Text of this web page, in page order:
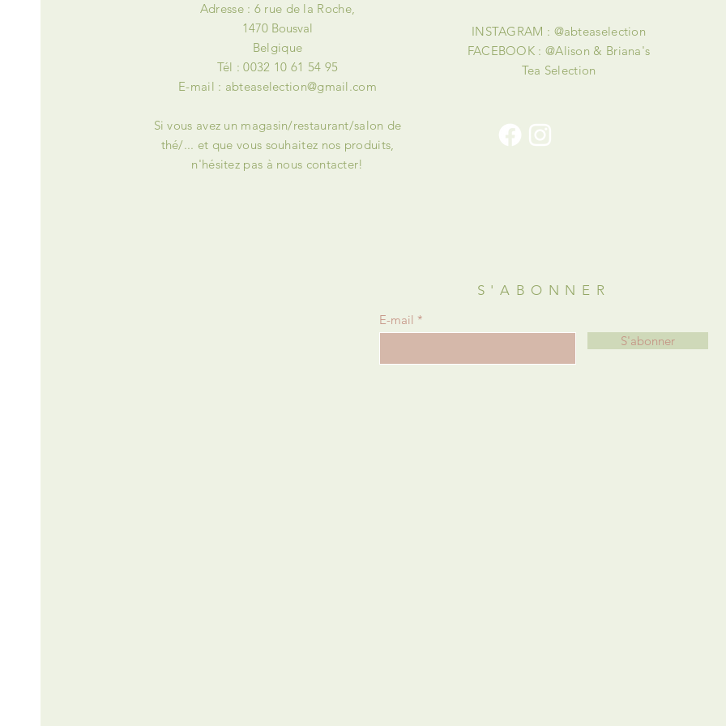
Adresse : 6 rue de la Roche,
1470 Bousval
Belgique
Tél : 0032 10 61 54 95
E-mail : abteaselection@gmail.com
Si vous avez un magasin/restaurant/salon de
thé/... et que vous souhaitez nos produits,
n'hésitez pas à nous contacter!
INSTAGRAM : @abteaselection
FACEBOOK : @Alison & Briana's
Tea Selection
S'ABONNER
E-mail
S'abonner